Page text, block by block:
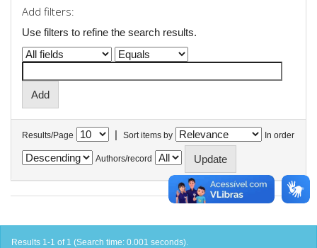
Add filters:
Use filters to refine the search results.
Results/Page | Sort items by In order
Authors/record
Results 1-1 of 1 (Search time: 0.001 seconds).